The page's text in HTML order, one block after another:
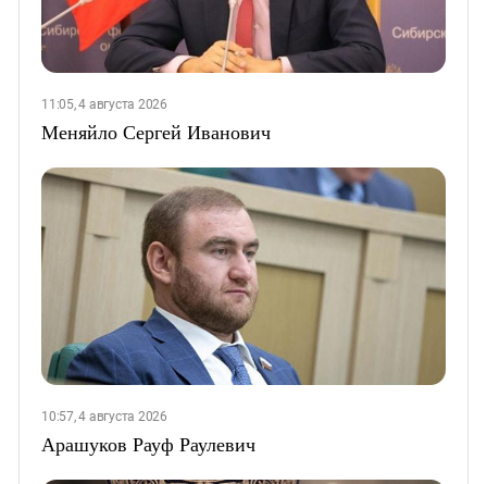
11:05, 4 августа 2026
Меняйло Сергей Иванович
10:57, 4 августа 2026
Арашуков Рауф Раулевич